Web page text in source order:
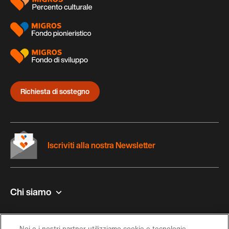
Richiesta di sostegno
Chi siamo
Iscriviti alla nostra Newsletter